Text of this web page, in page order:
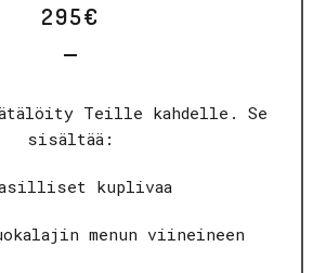
295€
Teille kahdelle. Se
sisältää:
kuplivaa
menun viineineen